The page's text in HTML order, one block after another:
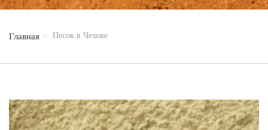
Главная Песок в Чехове